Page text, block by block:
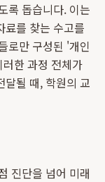
록 돕습니다. 이는
료를 찾는 수고를
로만 구성된 '개인
한 과정 전체가
달될 때, 학원의 교
진단을 넘어 미래